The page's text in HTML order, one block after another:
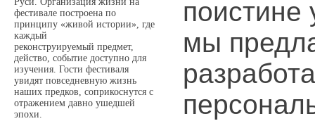
поистине
мы
фестивале построена по
принципу «живой истории», где
каждый
реконструируемый предмет,
действо, событие доступно для
изучения. Гости фестиваля
увидят повседневную жизнь
наших предков, соприкоснутся с
отражением давно ушедшей
эпохи.